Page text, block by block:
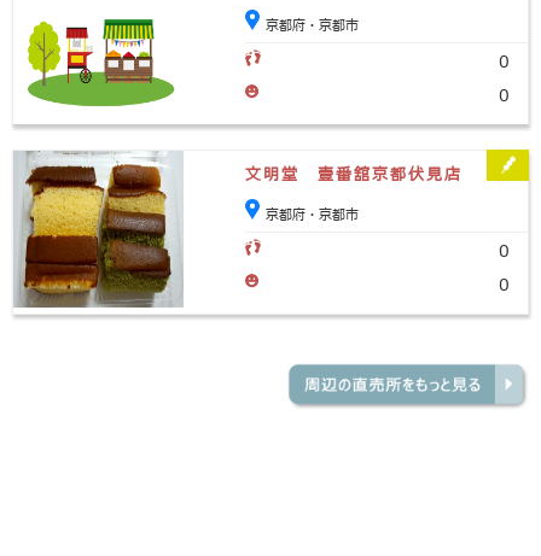
京都府・京都市
0
0
文明堂 壹番舘京都伏見店
京都府・京都市
0
0